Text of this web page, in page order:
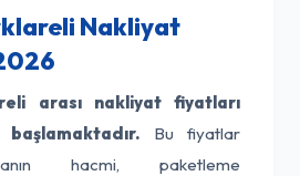
Nakliyat
arası nakliyat fiyatları
Bu fiyatlar
hacmi, paketleme